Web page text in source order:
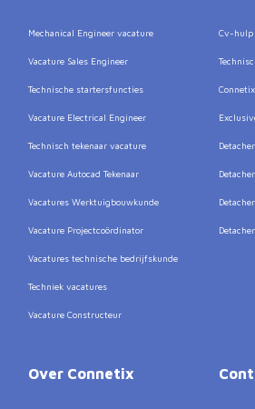
Mechanical Engineer vacature
Vacature Sales Engineer
Technische startersfuncties
Vacature Electrical Engineer
Technisch tekenaar vacature
Vacature Autocad Tekenaar
Vacatures Werktuigbouwkunde
Vacature Projectcoördinator
Vacatures technische bedrijfskunde
Techniek vacatures
Vacature Constructeur
Cv-hulp
Over Connetix